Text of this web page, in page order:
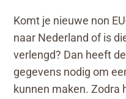
Komt je nieuwe non
naar Nederland of is
verlengd? Dan heeft
gegevens nodig om
kunnen maken. Zodra